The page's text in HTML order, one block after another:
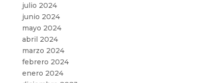
julio 2024
junio 2024
mayo 2024
abril 2024
marzo 2024
febrero 2024
enero 2024